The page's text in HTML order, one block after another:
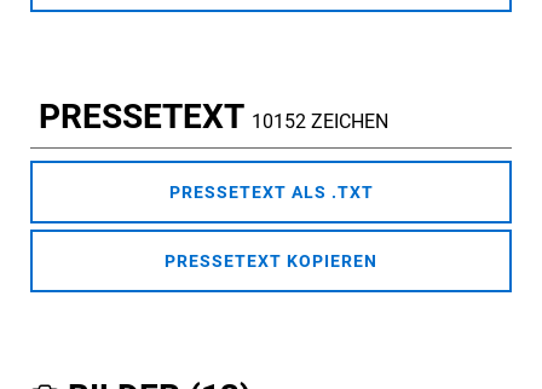
PRESSETEXT 10152 ZEICHEN
PRESSETEXT ALS .TXT
PRESSETEXT KOPIEREN